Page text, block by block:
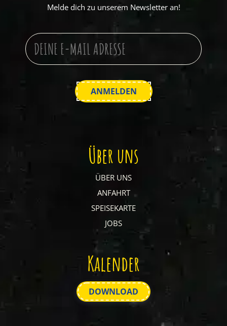
Melde dich zu unserem Newsletter an!
Über uns
ÜBER UNS
ANFAHRT
SPEISEKARTE
JOBS
Kalender
DOWNLOAD